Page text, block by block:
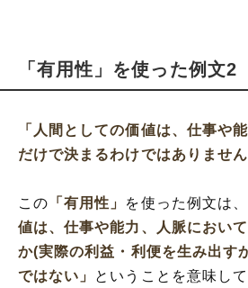
「有用性」を使った例文2
「人間としての価値は、仕事や
だけで決まるわけではありません
この 「有用性」 を使った例文は、
値は、仕事や能力、人脈におい
か(実際の利益・利便を生み出す
ではない」 ということを意味して